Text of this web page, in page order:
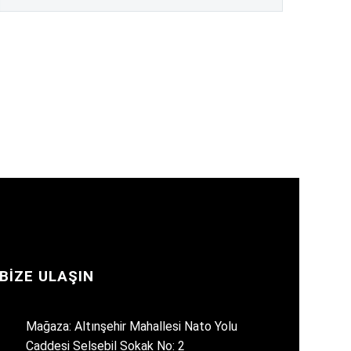
BIZE ULAŞIN
Mağaza: Altınşehir Mahallesi Nato Yolu
Caddesi Selsebil Sokak No: 2